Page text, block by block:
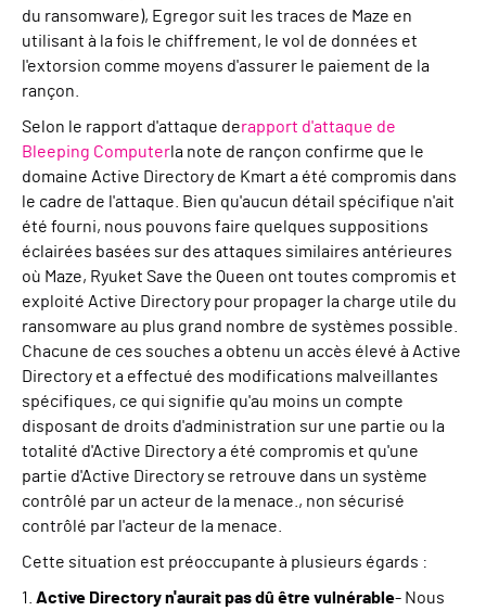
du ransomware), Egregor suit les traces de Maze en
utilisant à la fois le chiffrement, le vol de données et
l'extorsion comme moyens d'assurer le paiement de la
rançon.
Selon le rapport d'attaque derapport d'attaque de
Bleeping Computer la note de rançon confirme que le
domaine Active Directory de Kmart a été compromis dans
le cadre de l'attaque. Bien qu'aucun détail spécifique n'ait
été fourni, nous pouvons faire quelques suppositions
éclairées basées sur des attaques similaires antérieures
où Maze, Ryuket Save the Queen ont toutes compromis et
exploité Active Directory pour propager la charge utile du
ransomware au plus grand nombre de systèmes possible.
Chacune de ces souches a obtenu un accès élevé à Active
Directory et a effectué des modifications malveillantes
spécifiques, ce qui signifie qu'au moins un compte
disposant de droits d'administration sur une partie ou la
totalité d'Active Directory a été compromis et qu'une
partie d'Active Directory se retrouve dans un système
contrôlé par un acteur de la menace. , non sécurisé
contrôlé par l'acteur de la menace.
Cette situation est préoccupante à plusieurs égards :
1. Active Directory n'aurait pas dû être vulnérable- Nous